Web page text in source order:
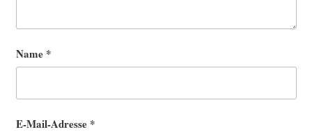
Name *
E-Mail-Adresse *